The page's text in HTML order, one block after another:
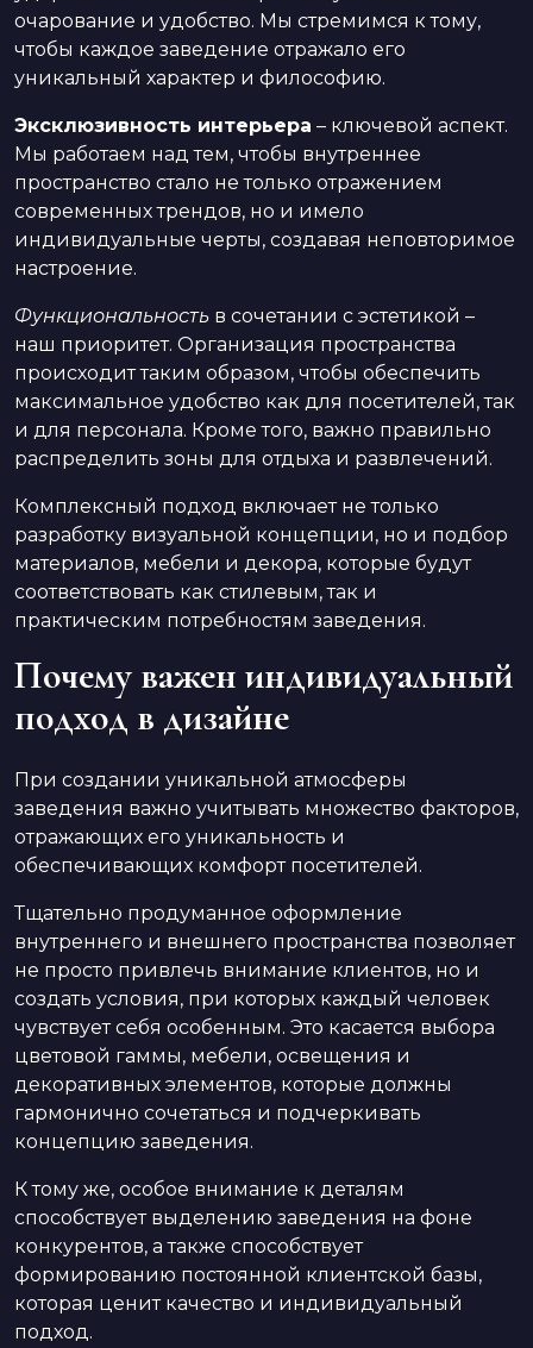
очарование и удобство. Мы стремимся к тому,
чтобы каждое заведение отражало его
уникальный характер и философию.
Эксклюзивность интерьера – ключевой аспект.
Мы работаем над тем, чтобы внутреннее
пространство стало не только отражением
современных трендов, но и имело
индивидуальные черты, создавая неповторимое
настроение.
Функциональность в сочетании с эстетикой –
наш приоритет. Организация пространства
происходит таким образом, чтобы обеспечить
максимальное удобство как для посетителей, так
и для персонала. Кроме того, важно правильно
распределить зоны для отдыха и развлечений.
Комплексный подход включает не только
разработку визуальной концепции, но и подбор
материалов, мебели и декора, которые будут
соответствовать как стилевым, так и
практическим потребностям заведения.
Почему важен индивидуальный
подход в дизайне
При создании уникальной атмосферы
заведения важно учитывать множество факторов,
отражающих его уникальность и
обеспечивающих комфорт посетителей.
Тщательно продуманное оформление
внутреннего и внешнего пространства позволяет
не просто привлечь внимание клиентов, но и
создать условия, при которых каждый человек
чувствует себя особенным. Это касается выбора
цветовой гаммы, мебели, освещения и
декоративных элементов, которые должны
гармонично сочетаться и подчеркивать
концепцию заведения.
К тому же, особое внимание к деталям
способствует выделению заведения на фоне
конкурентов, а также способствует
формированию постоянной клиентской базы,
которая ценит качество и индивидуальный
подход.